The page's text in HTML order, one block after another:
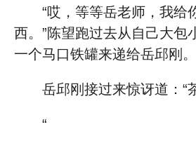
“哎，等等岳老师，我给
西。”陈望跑过去从自己大包
一个马口铁罐来递给岳邱刚。
岳邱刚接过来惊讶道：“
“